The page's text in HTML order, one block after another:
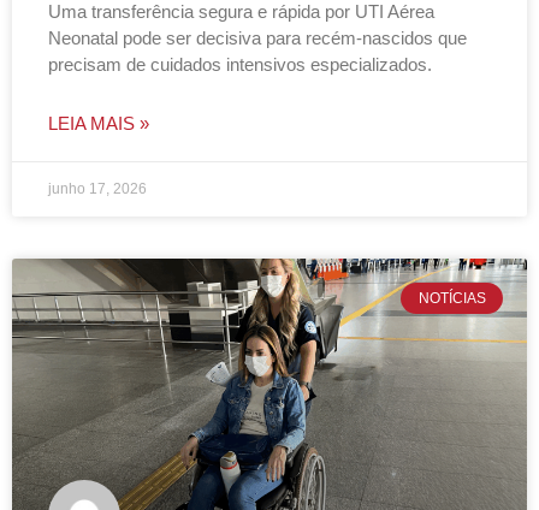
Uma transferência segura e rápida por UTI Aérea
Neonatal pode ser decisiva para recém-nascidos que
precisam de cuidados intensivos especializados.
LEIA MAIS »
junho 17, 2026
NOTÍCIAS